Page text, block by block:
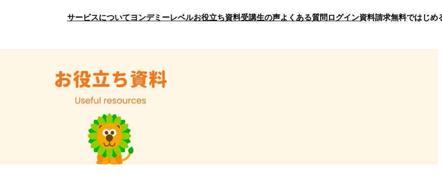
サービスについてヨンデミーレベルお役立ち資料受講生の声よくある質問 ログイン資料請求無料ではじめ